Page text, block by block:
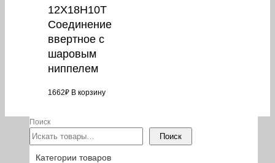
12Х18Н10Т
Соединение
ввертное с
шаровым
ниппелем
1662₽ В корзину
Поиск
Поиск
Категории товаров